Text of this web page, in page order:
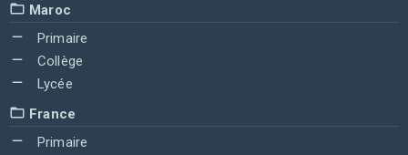
Maroc
Primaire
Collège
Lycée
France
Primaire